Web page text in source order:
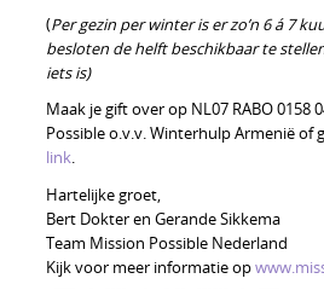
(Per gezin per winter is er zo’n 6 á 7
besloten de helft beschikbaar te
iets is)
Maak je gift over op NL07 RABO 0158
Possible o.v.v. Winterhulp Armenië of
link.
Hartelijke groet,
Bert Dokter en Gerande Sikkema
Team Mission Possible Nederland
Kijk voor meer informatie op